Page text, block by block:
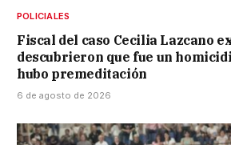
POLICIALES
Fiscal del caso Cecilia Lazcano
descubrieron que fue un
hubo premeditación
6 de agosto de 2026